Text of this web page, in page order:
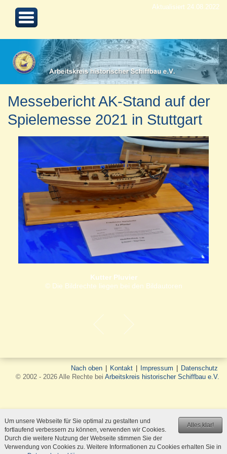
Aktualisiert 24.08.2022
Messebericht AK-Stand auf der
Spielemesse 2021 in Stuttgart
Kutter Pluvier
© Die Bildrechte liegen bei den Bildautoren
Nach oben Kontakt Impressum
Datenschutz
© 2002 - 2026 Alle Rechte bei Arbeitskreis historischer Schiffbau e.V.
Alles klar!
Um unsere Webseite für Sie optimal zu gestalten und
fortlaufend verbessern zu können, verwenden wir Cookies.
Durch die weitere Nutzung der Webseite stimmen Sie der
Verwendung von Cookies zu. Weitere Informationen zu Cookies erhalten Sie in